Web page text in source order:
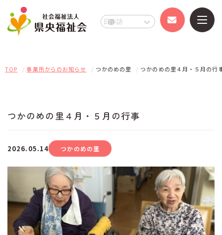
県央福祉会
障がい者福祉施設 いからしの里
障がい者福祉施設 いからし工房
障がい者福祉施設 杉の子工房
採用情報
ボランティア募集情報
TOP 事業所からのお知らせ つかのめの里 つかのめの里４月・５月の行
つかのめの里４月・５月の行事
2026.05.14 つかのめの里